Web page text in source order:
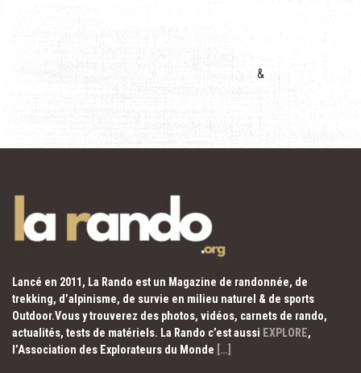
&
Lancé en 2011, La Rando est un Magazine de randonnée, de
trekking, d’alpinisme, de survie en milieu naturel & de sports
Outdoor.Vous y trouverez des photos, vidéos, carnets de rando,
actualités, tests de matériels. La Rando c’est aussi EXPLORE,
l’Association des Explorateurs du Monde […]